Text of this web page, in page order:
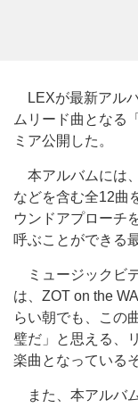
LEXが最新アル
ムリード曲となる
ミア公開した。
本アルバムには
などを含む全12曲
ウンドアプローチ
呼ぶことができる
ミュージックビ
は、ZOT on the
らい朝でも、この
璧だ」と思える、
楽曲となっている
また、本アルバ